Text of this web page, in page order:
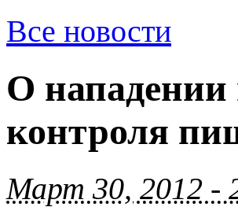
Все новости
О нападении
контроля
Март 30, 2012 -